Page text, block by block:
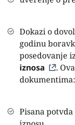
Dokazi o
godinu
posedovanje
iznosa
.
dokumentima:
Pisana